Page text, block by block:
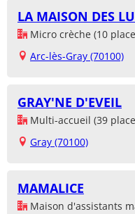
LA MAISON DES
Micro crèche (10
Arc-lès-Gray (70100)
GRAY'NE D'EVEIL
Multi-accueil (39
Gray (70100)
MAMALICE
Maison d'assistants